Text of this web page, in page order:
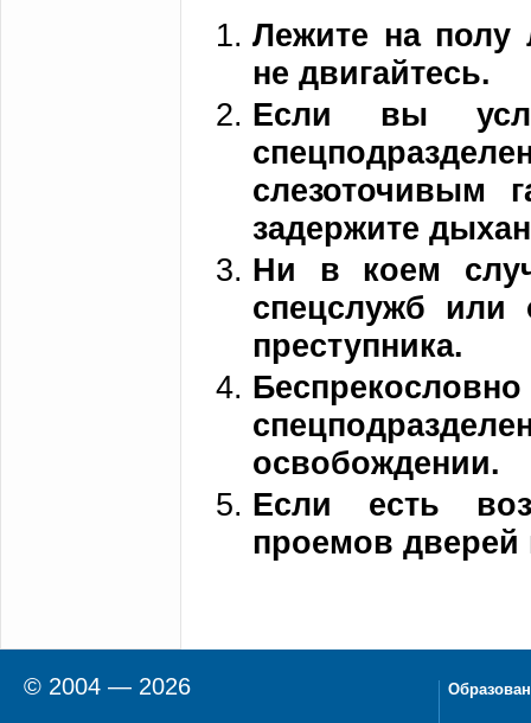
Лежите на полу
не двигайтесь.
Если вы
слезоточивым
задержите
Ни в коем
спецслужб или
преступника.
освобождении.
Если есть
проемов дверей
© 2004 — 2026